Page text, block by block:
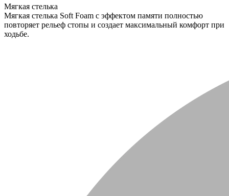
Мягкая стелька
Мягкая стелька Soft Foam с эффектом памяти полностью
повторяет рельеф стопы и создает максимальный комфорт при
ходьбе.